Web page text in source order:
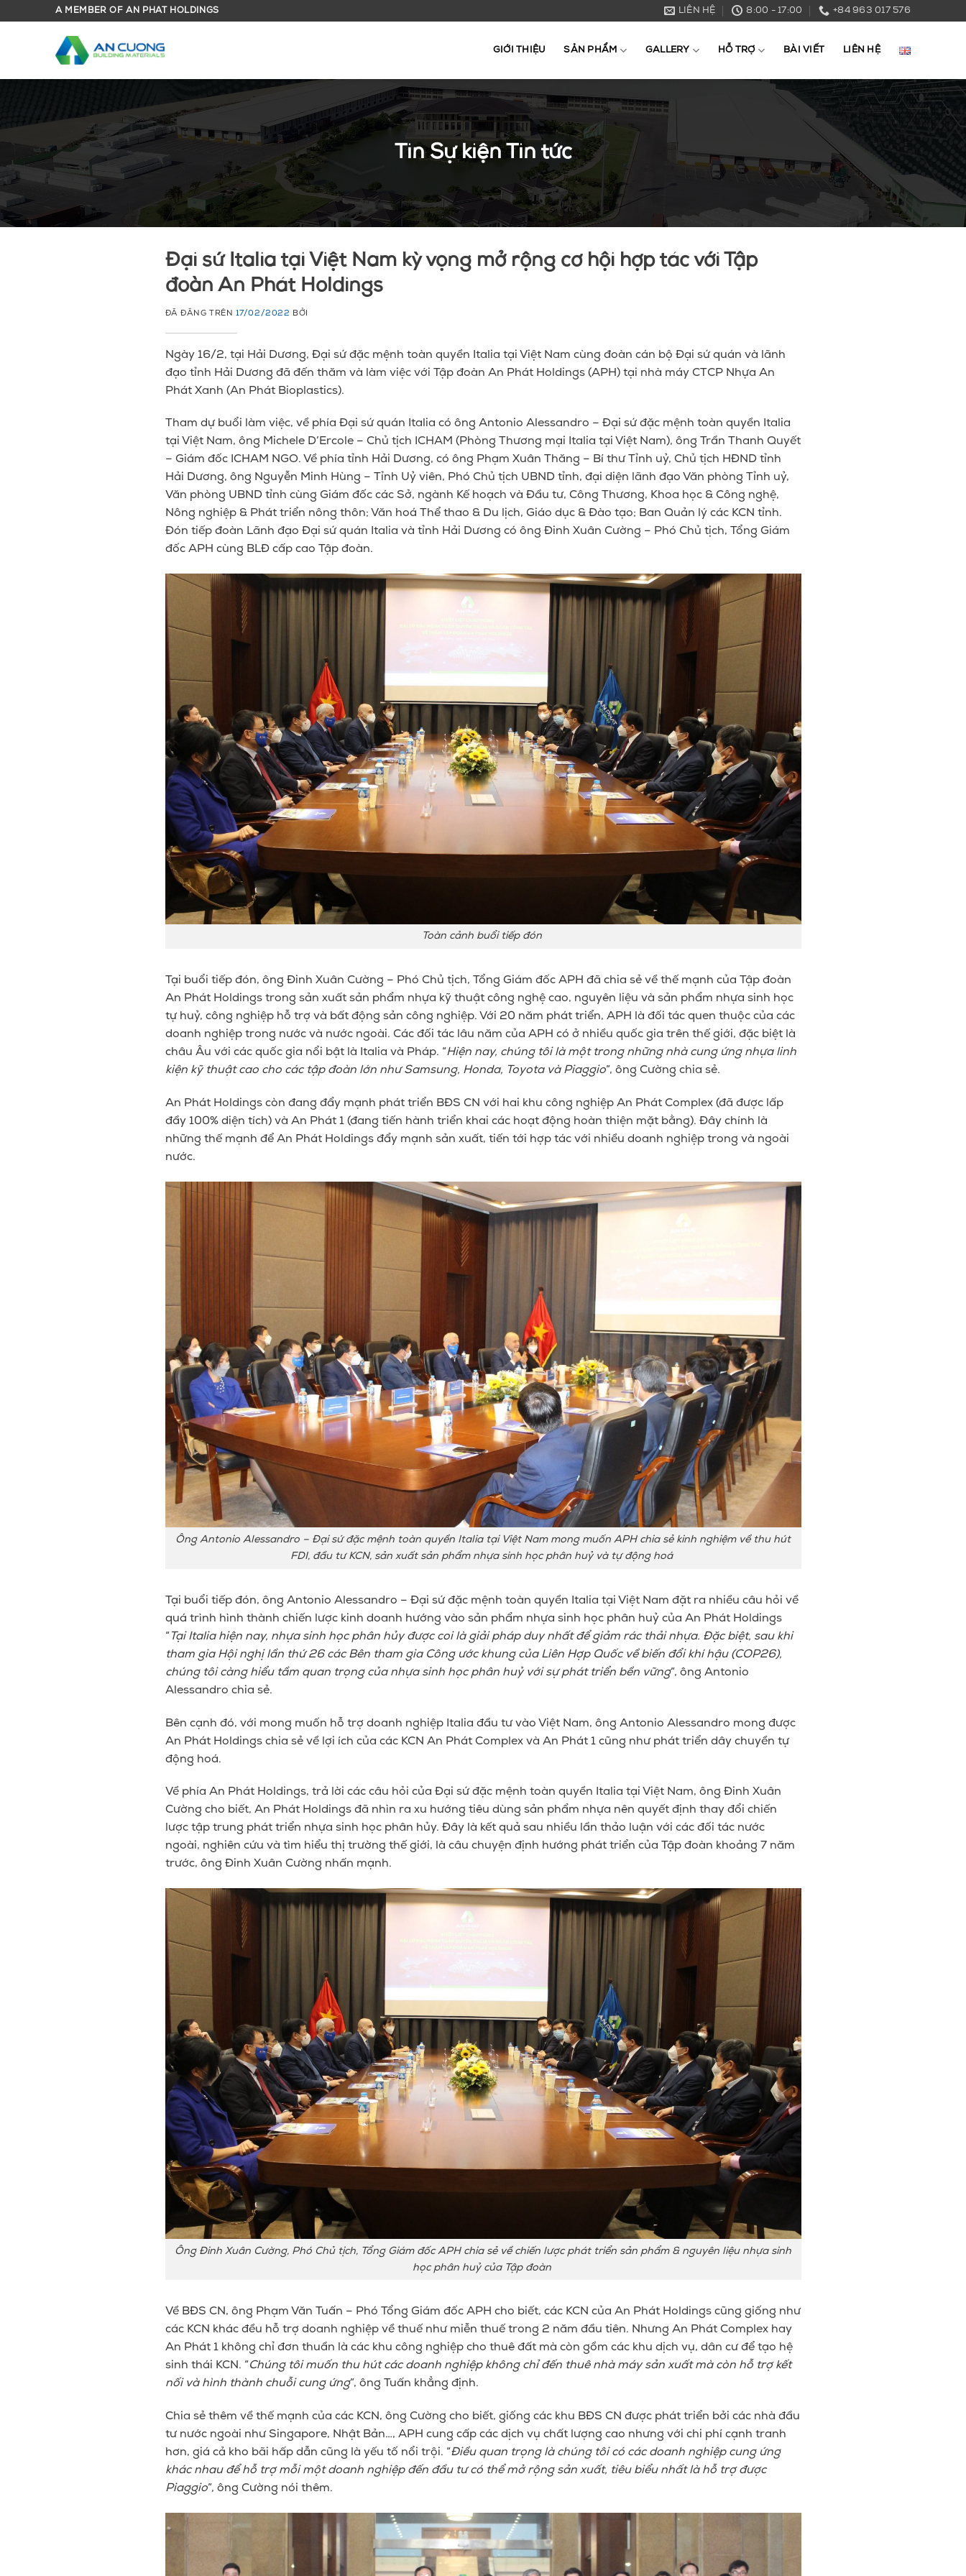
A MEMBER OF AN PHAT HOLDINGS LIÊN HỆ 8:00 - 17:00 +84 963 017 576
GIỚI THIỆU SẢN PHẨM GALLERY HỖ TRỢ BÀI VIẾT LIÊN HỆ
Tin Sự kiện Tin tức
Đại sứ Italia tại Việt Nam kỳ vọng mở rộng cơ hội hợp tác với Tập
đoàn An Phát Holdings
ĐÃ ĐĂNG TRÊN 17/02/2022 BỞI
Ngày 16/2, tại Hải Dương, Đại sứ đặcmệnh toàn quyền Italia tại Việt Nam cùng đoàn cán bộ Đại sứ quán và lãnh
đạo tỉnh Hải Dương đã đến thăm và làm việc với Tập đoàn An Phát Holdings (APH) tại nhà máy CTCP Nhựa An
Phát Xanh (An Phát Bioplastics).
Tham dự buổi làm việc, về phía Đại sứ quán Italia có ông Antonio Alessandro – Đại sứ đặc mệnh toàn quyền Italia
tại Việt Nam, ông Michele D’Ercole – Chủ tịch ICHAM (Phòng Thương mại Italia tại Việt Nam), ông Trần Thanh Quyết
– Giám đốc ICHAM NGO. Về phía tỉnh Hải Dương, có ông Phạm Xuân Thăng – Bí thư Tỉnh uỷ, Chủ tịch HĐND tỉnh
Hải Dương, ông Nguyễn Minh Hùng – Tỉnh Uỷ viên, Phó Chủ tịch UBND tỉnh, đại diện lãnh đạo Văn phòng Tỉnh uỷ,
Văn phòng UBND tỉnh cùng Giám đốc các Sở, ngành Kế hoạch và Đầu tư, Công Thương, Khoa học & Công nghệ,
Nông nghiệp & Phát triển nông thôn; Văn hoá Thể thao & Du lịch, Giáo dục & Đào tạo; Ban Quản lý các KCN tỉnh.
Đón tiếp đoàn Lãnh đạo Đại sứ quán Italia và tỉnh Hải Dương có ông Đinh Xuân Cường – Phó Chủ tịch, Tổng Giám
đốc APH cùng BLĐcấp cao Tập đoàn.
Toàn cảnh buổi tiếp đón
Tại buổi tiếp đón, ông Đinh Xuân Cường – Phó Chủ tịch, Tổng Giám đốc APH đã chia sẻ về thế mạnh của Tập đoàn
An Phát Holdings trong sản xuất sản phẩm nhựa kỹ thuật công nghệ cao, nguyên liệu và sản phẩm nhựa sinh học
tự huỷ, công nghiệp hỗ trợ và bất động sản công nghiệp. Với 20 năm phát triển, APH là đối tác quen thuộc của các
doanh nghiệp trong nước và nước ngoài. Các đối tác lâu năm của APH có ở nhiều quốc gia trên thế giới, đặc biệt là
châu Âu với các quốc gia nổi bật là Italia và Pháp. “Hiện nay, chúng tôi là một trong những nhà cung ứng nhựa linh
kiện kỹ thuật cao cho các tập đoàn lớn như Samsung, Honda, Toyota và Piaggio”, ông Cường chia sẻ.
An Phát Holdings còn đang đẩy mạnh phát triển BĐS CN với hai khu công nghiệp An Phát Complex (đã được lấp
đầy 100% diện tích) và An Phát 1 (đang tiến hành triển khai các hoạt động hoàn thiện mặt bằng). Đây chính là
những thế mạnh để An Phát Holdings đẩy mạnh sản xuất, tiến tới hợp tác với nhiều doanh nghiệp trong và ngoài
nước.
Ông Antonio Alessandro – Đại sứ đặc mệnh toàn quyền Italia tại Việt Nam mong muốn APH chia sẻ kinh nghiệm về thu hút
FDI, đầu tư KCN, sản xuất sản phẩm nhựa sinh học phân huỷ và tự động hoá
Tại buổi tiếp đón, ông Antonio Alessandro – Đại sứ đặc mệnh toàn quyền Italia tại Việt Nam đặt ra nhiều câu hỏi về
quá trình hình thành chiến lược kinh doanh hướng vào sản phẩm nhựa sinh học phân huỷ của An Phát Holdings
“ Tại Italia hiện nay, nhựa sinh học phân hủy được coi là giải pháp duy nhất để giảm rác thải nhựa. Đặc biệt, sau khi
tham gia Hội nghị lần thứ 26 các Bên tham gia Công ước khung của Liên Hợp Quốc về biến đổi khí hậu (COP26),
chúng tôi càng hiểu tầm quan trọng của nhựa sinh học phân huỷ với sự phát triển bền vững”, ông Antonio
Alessandro chia sẻ.
Bên cạnh đó, với mong muốn hỗ trợ doanh nghiệp Italia đầu tư vào Việt Nam, ông Antonio Alessandro mong được
An Phát Holdings chia sẻ về lợi ích của các KCN An Phát Complex và An Phát 1 cũng như phát triển dây chuyền tự
động hoá.
Về phía An Phát Holdings, trả lời các câu hỏi của Đại sứ đặc mệnh toàn quyền Italia tại Việt Nam, ông Đinh Xuân
Cường cho biết, An Phát Holdings đã nhìn ra xu hướng tiêu dùng sản phẩm nhựa nên quyết định thay đổi chiến
lược tậptrung phát triển nhựa sinh học phân hủy. Đây là kết quả sau nhiều lần thảo luận với các đối tác nước
ngoài, nghiên cứu và tìm hiểu thị trường thế giới, là câu chuyện định hướng phát triển của Tập đoàn khoảng 7 năm
trước, ông Đinh Xuân Cường nhấn mạnh.
Ông Đinh Xuân Cường, Phó Chủ tịch, Tổng Giám đốc APH chia sẻ về chiến lược phát triển sản phẩm & nguyên liệu nhựa sinh
học phân huỷ của Tập đoàn
Về BĐS CN, ông Phạm Văn Tuấn – Phó Tổng Giám đốc APH cho biết, các KCN của An Phát Holdings cũng giống như
các KCN khác đều hỗ trợ doanh nghiệp về thuế như miễn thuế trong 2 năm đầu tiên. Nhưng An Phát Complex hay
An Phát 1 không chỉ đơn thuần là các khu công nghiệp cho thuê đất mà còn gồm các khu dịch vụ, dân cư để tạo hệ
sinh thái KCN. “Chúng tôi muốnthu hút các doanh nghiệp không chỉ đến thuê nhà máy sản xuất mà còn hỗ trợ kết
nối và hình thành chuỗi cung ứng”, ông Tuấn khẳng định.
Chia sẻ thêm về thế mạnh của các KCN, ông Cường cho biết, giống các khu BĐS CN được phát triển bởi các nhà đầu
tư nước ngoài như Singapore, Nhật Bản…, APH cung cấp các dịch vụ chất lượng cao nhưng với chi phí cạnh tranh
hơn, giá cả kho bãi hấp dẫn cũng là yếu tố nổi trội. “Điều quan trọng là chúng tôi có các doanh nghiệp cung ứng
khác nhau để hỗ trợ mỗi một doanh nghiệp đến đầu tư có thể mở rộng sản xuất, tiêu biểu nhất là hỗ trợ được
Piaggio”, ông Cường nói thêm.